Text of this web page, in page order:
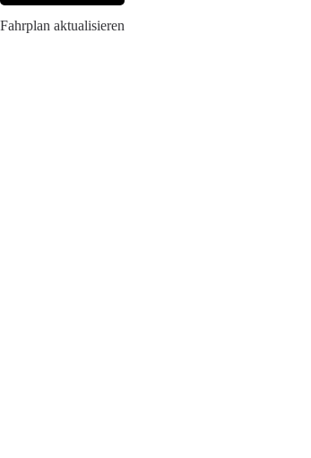
Fahrplan aktualisieren